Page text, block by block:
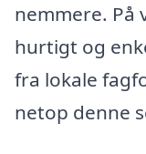
nemmere. På
hurtigt og
fra lokale
netop denne